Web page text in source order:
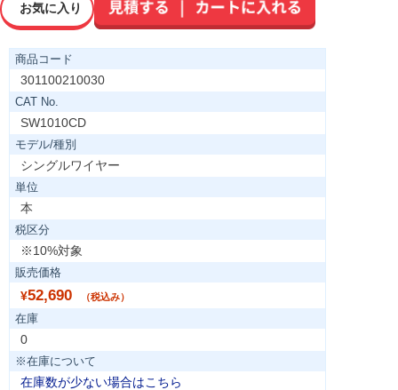
お気に入り
商品コード
301100210030
CAT No.
SW1010CD
モデル/種別
シングルワイヤー
単位
本
税区分
※10%対象
販売価格
¥52,690 （税込み）
在庫
0
※在庫について
在庫数が少ない場合はこちら